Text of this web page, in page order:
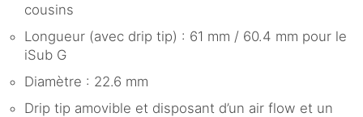
cousins
Longueur (avec drip tip) : 61 mm / 60.4 mm pour le
iSub G
Diamètre : 22.6 mm
Drip tip amovible et disposant d’un air flow et un